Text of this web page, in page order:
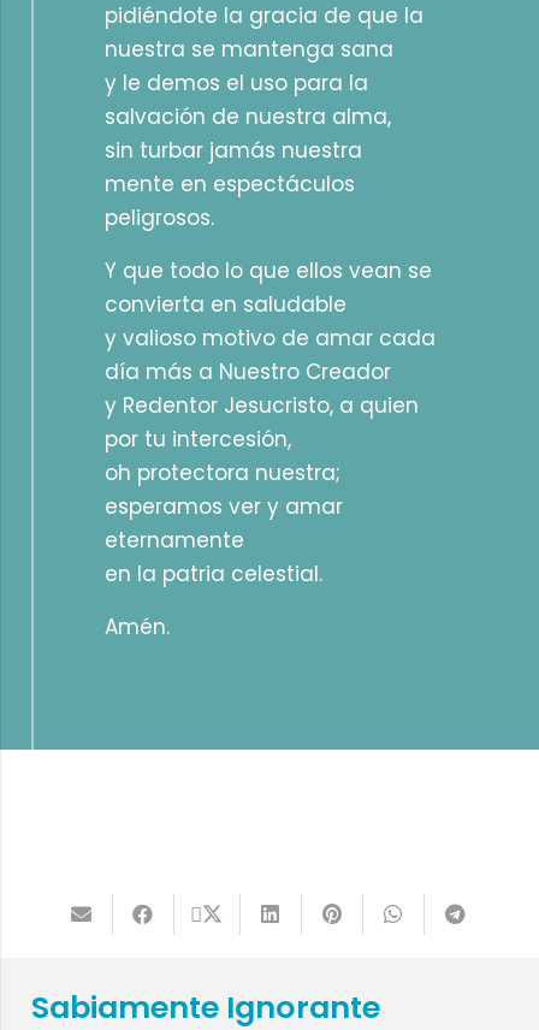
pidiéndote la gracia de que la
nuestra se mantenga sana
y le demos el uso para la
salvación de nuestra alma,
sin turbar jamás nuestra
mente en espectáculos
peligrosos.
Y que todo lo que ellos vean se
convierta en saludable
y valioso motivo de amar cada
día más a Nuestro Creador
y Redentor Jesucristo, a quien
por tu intercesión,
oh protectora nuestra;
esperamos ver y amar
eternamente
en la patria celestial.
Amén.
Sabiamente Ignorante